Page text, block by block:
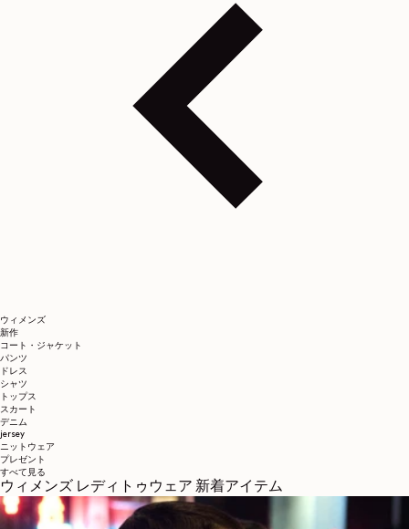
ウィメンズ
新作
コート・ジャケット
パンツ
ドレス
シャツ
トップス
スカート
デニム
jersey
ニットウェア
プレゼント
すべて見る
ウィメンズ レディトゥウェア 新着アイテム